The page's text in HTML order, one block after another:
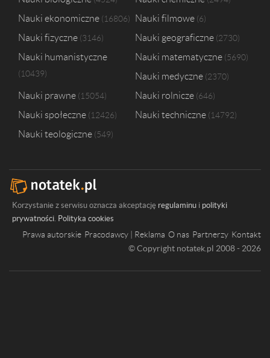
Nauki ekonomiczne 16806 Nauki filmowe 6
Nauki fizyczne 3146 Nauki geograficzne 2730
Nauki humanistyczne
10439
Nauki matematyczne 5690
Nauki medyczne 2370
Nauki prawne 15054 Nauki rolnicze 646
Nauki społeczne 12426 Nauki techniczne 14792
Nauki teologiczne 549
Korzystanie z serwisu oznacza akceptację regulaminu i polityki
prywatności. Polityka cookies
Prawa autorskie Pracodawcy | Reklama O nas Partnerzy Kontakt
© Copyright notatek.pl 2008 - 2026